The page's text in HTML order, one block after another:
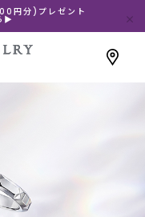
円分)プレゼント
▶